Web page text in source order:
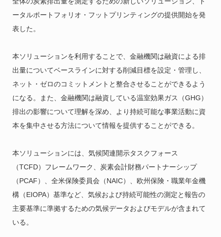
ータルポートフォリオ・フットプリンティングの提供開始を発
表した。
本ソリューションを利用することで、金融機関は融資による排
出量についてベースラインに対する削減目標を設定・管理し、
ネット・ゼロのコミットメントと整合させることができるよう
になる。また、金融機関は融資している温室効果ガス（GHG）
排出の影響について理解を深め、より持続可能な事業活動に資
本を集中させる方法について情報を提供することができる。
本ソリューションには、気候関連開示タスクフォース
（TCFD）フレームワーク、炭素会計財務パートナーシップ
（PCAF）、全米保険委員会（NAIC）、欧州保険・職業年金機
構（EIOPA）基準など、気候および持続可能性の測定と報告の
主要基準に準拠するための気候データおよびモデルが含まれて
いる。